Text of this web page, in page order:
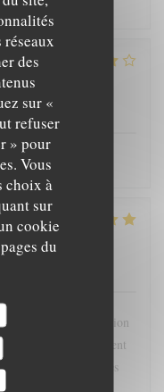
des
sur «
refuser
» pour
Vous
choix à
sur
cookie
du
Qualité / Prix
Qualité / Prix
sur la recommandation
et l'ambiance étaient
sympas, même les